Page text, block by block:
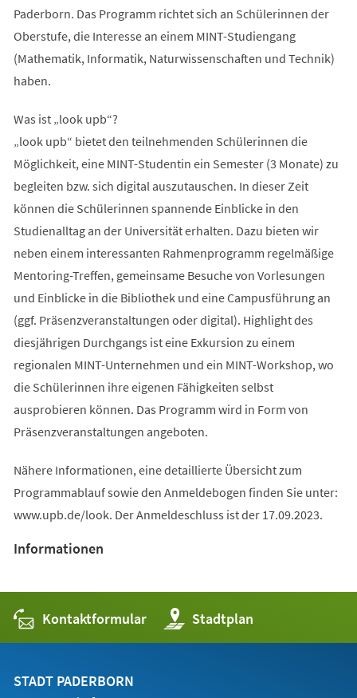
Paderborn. Das Programm richtet sich an Schülerinnen der
Oberstufe, die Interesse an einem MINT-Studiengang
(Mathematik, Informatik, Naturwissenschaften und Technik)
haben.
Was ist „look upb“?
„look upb“ bietet den teilnehmenden Schülerinnen die
Möglichkeit, eine MINT-Studentin ein Semester (3 Monate) zu
begleiten bzw. sich digital auszutauschen. In dieser Zeit
können die Schülerinnen spannende Einblicke in den
Studienalltag an der Universität erhalten. Dazu bieten wir
neben einem interessanten Rahmenprogramm regelmäßige
Mentoring-Treffen, gemeinsame Besuche von Vorlesungen
und Einblicke in die Bibliothek und eine Campusführung an
(ggf. Präsenzveranstaltungen oder digital). Highlight des
diesjährigen Durchgangs ist eine Exkursion zu einem
regionalen MINT-Unternehmen und ein MINT-Workshop, wo
die Schülerinnen ihre eigenen Fähigkeiten selbst
ausprobieren können. Das Programm wird in Form von
Präsenzveranstaltungen angeboten.
Nähere Informationen, eine detaillierte Übersicht zum
Programmablauf sowie den Anmeldebogen finden Sie unter:
www.upb.de/look. Der Anmeldeschluss ist der 17.09.2023.
Informationen
Kontaktformular Stadtplan
(Öffnet
in
einem
STADT PADERBORN